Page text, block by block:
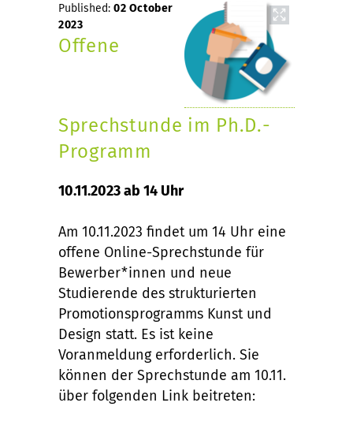
Published: 02 October
2023
Offene
Sprechstunde im Ph.D.-
Programm
10.11.2023 ab 14 Uhr
Am 10.11.2023 findet um 14 Uhr eine
offene Online-Sprechstunde für
Bewerber*innen und neue
Studierende des strukturierten
Promotionsprogramms Kunst und
Design statt. Es ist keine
Voranmeldung erforderlich. Sie
können der Sprechstunde am 10.11.
über folgenden Link beitreten: